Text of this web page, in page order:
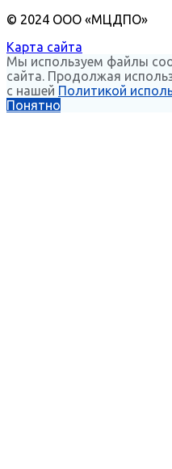
© 2024 ООО «МЦДПО»
Карта сайта
Мы используем файлы
сайта. Продолжая
с нашей Политикой
Понятно